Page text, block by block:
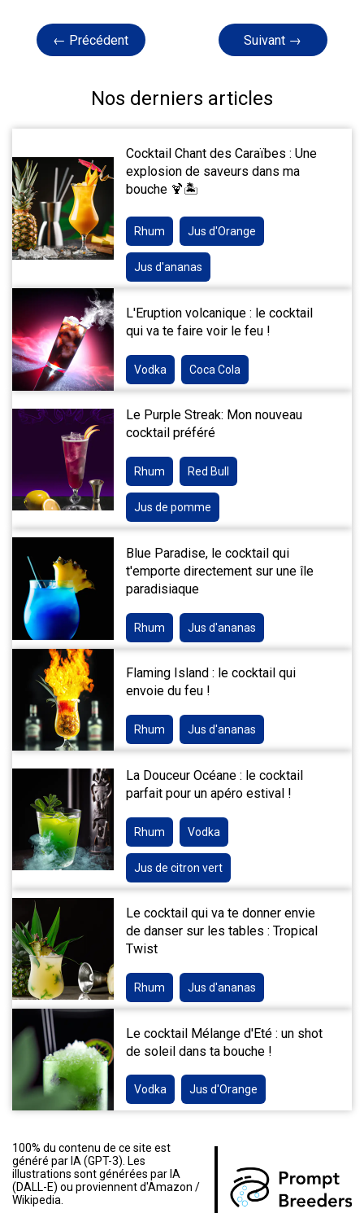
← Précédent Suivant →
Nos derniers articles
Cocktail Chant des Caraïbes : Une
explosion de saveurs dans ma
bouche 🍹🏝️
Rhum Jus d'Orange
Jus d'ananas
L'Eruption volcanique : le cocktail
qui va te faire voir le feu !
Vodka Coca Cola
Le Purple Streak: Mon nouveau
cocktail préféré
Rhum Red Bull
Jus de pomme
Blue Paradise, le cocktail qui
t'emporte directement sur une île
paradisiaque
Rhum Jus d'ananas
Flaming Island : le cocktail qui
envoie du feu !
Rhum Jus d'ananas
La Douceur Océane : le cocktail
parfait pour un apéro estival !
Rhum Vodka
Jus de citron vert
Le cocktail qui va te donner envie
de danser sur les tables : Tropical
Twist
Rhum Jus d'ananas
Le cocktail Mélange d'Eté : un shot
de soleil dans ta bouche !
Vodka Jus d'Orange
100% du contenu de ce site est
généré par IA (GPT-3). Les
illustrations sont générées par IA
(DALL-E) ou proviennent d'Amazon /
Wikipedia.